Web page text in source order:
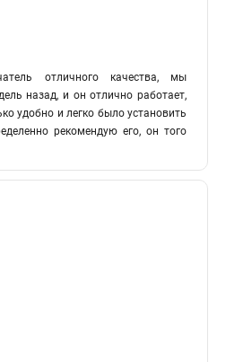
отличного качества, мы
назад, и он отлично работает,
удобно и легко было установить
рекомендую его, он того